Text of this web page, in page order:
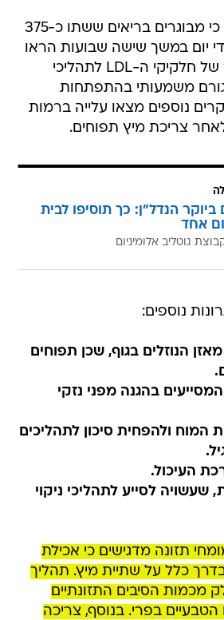
במחקר אחד נמצא כי מבוגרים בריאים ששתו כ-375
יום במשך שישה שבועות הראו
עמידות גבוהה יותר של חלקיקי ה-LDL לתהליכי
משמעותי בהתפתחות
נוספים מצאו עלייה ברמות
צריכת מיץ תפוחים.
ביוקר הנדל"ן: כך תוסיפו לבית
אחד
גוטליב אלומיניום
נוספים:
הנוזלים בגוף, שכן תפוחים
בהגנה מפני נזקי
המוח ולהפחית סיכון לתהליכים
העיכול.
לסייע לתהליכי ניקוי
תזונה מדגישים כי אכילת
כלל על שתיית מיץ. תהליך
מכמות הסיבים התזונתיים
בפרי. בנוסף, צריכה